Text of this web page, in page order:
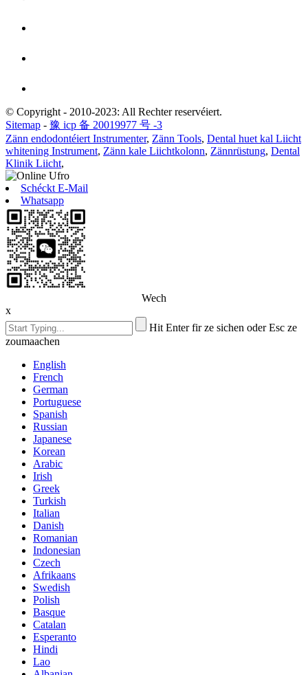
© Copyright - 2010-2023: All Rechter reservéiert.
Sitemap - 豫 icp 备 20019977 号 -3
Zänn endodontéiert Instrumenter, Zänn Tools, Dental huet kal Liicht
whitening Instrument, Zänn kale Liichtkolonn, Zännrüstung, Dental
Klinik Liicht,
Schéckt E-Mail
Whatsapp
Wech
x
Hit Enter fir ze sichen oder Esc ze
zoumaachen
English
French
German
Portuguese
Spanish
Russian
Japanese
Korean
Arabic
Irish
Greek
Turkish
Italian
Danish
Romanian
Indonesian
Czech
Afrikaans
Swedish
Polish
Basque
Catalan
Esperanto
Hindi
Lao